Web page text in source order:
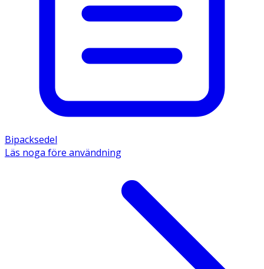
Bipacksedel
Läs noga före användning